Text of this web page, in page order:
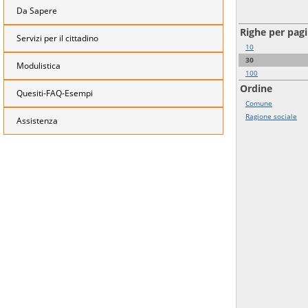
Da Sapere
Servizi per il cittadino
Modulistica
Quesiti-FAQ-Esempi
Assistenza
Righe per
10
30
100
Ordine
Comune
Ragione sociale